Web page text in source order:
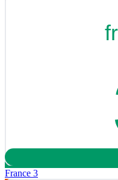
France 3